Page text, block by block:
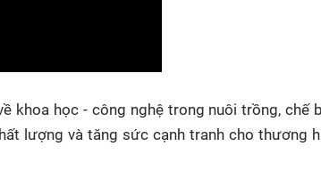
khoa học - công nghệ trong nuôi trồng, chế
lượng và tăng sức cạnh tranh cho thương